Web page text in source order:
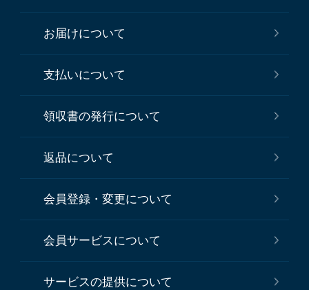
お届けについて
支払いについて
領収書の発行について
返品について
会員登録・変更について
会員サービスについて
サービスの提供について